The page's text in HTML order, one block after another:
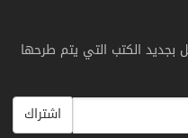
بجديد الكتب التي يتم طرحها
اشتراك